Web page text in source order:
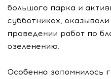
большого парка и
субботниках,
проведении работ по
озеленению.
Особенно запомнилось